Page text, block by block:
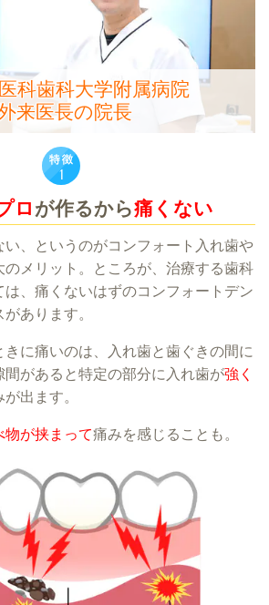
科歯科大学附属病院
来医長の院長
ロ が作るから痛くない
い、というのがコンフォート入れ歯や
のメリット。ところが、治療する歯科
は、痛くないはずのコンフォートデン
あります。
に痛いのは、入れ歯と歯ぐきの間に
間があると特定の部分に入れ歯が強く
出ます。
物が挟まって痛みを感じることも。